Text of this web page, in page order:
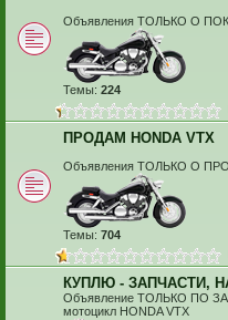
Объявления ТОЛЬКО О
Темы: 224
ПРОДАМ HONDA VTX
Объявления ТОЛЬКО О
Темы: 704
КУПЛЮ - ЗАПЧАСТИ,
Объявление ТОЛЬКО ПО
мотоцикл HONDA VTX